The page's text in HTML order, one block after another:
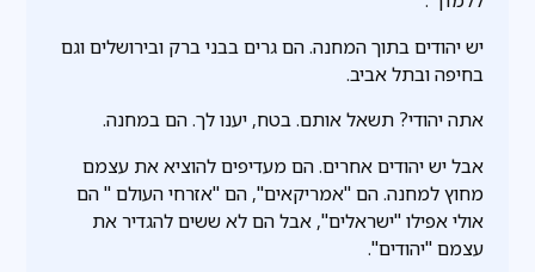
יש יהודים בתוך המחנה. הם גרים בבני ברק ובירושלים וגם
בחיפה ובתל אביב.
אתה יהודי? תשאל אותם. בטח, יענו לך. הם במחנה.
אבל יש יהודים אחרים. הם מעדיפים להוציא את עצמם
מחוץ למחנה. הם "אמריקאים", הם "אזרחי העולם " הם
אולי אפילו "ישראלים", אבל הם לא ששים להגדיר את
עצמם "יהודים".